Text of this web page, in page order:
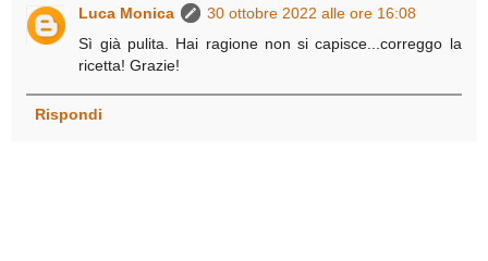
Luca Monica
30 ottobre 2022 alle ore 16:08
Sì già pulita. Hai ragione non si capisce...correggo la
ricetta! Grazie!
Rispondi